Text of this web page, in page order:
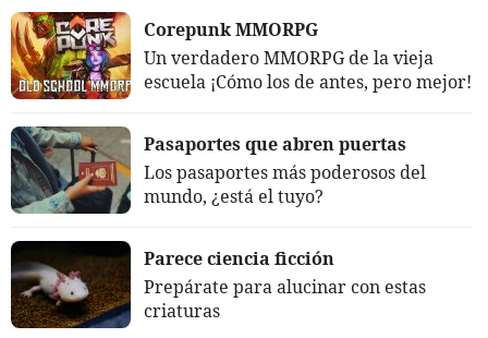
Corepunk MMORPG
Un verdadero MMORPG de la vieja
escuela ¡Cómo los de antes, pero mejor!
Pasaportes que abren puertas
Los pasaportes más poderosos del
mundo, ¿está el tuyo?
Parece ciencia ficción
Prepárate para alucinar con estas
criaturas